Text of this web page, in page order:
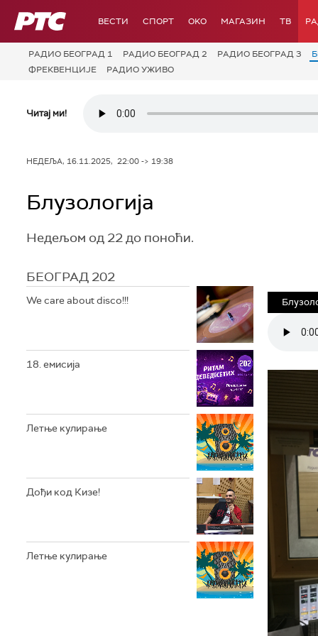
РТС ВЕСТИ СПОРТ OKO МАГАЗИН ТВ
РАДИО БЕОГРАД 1 РАДИО БЕОГРАД 2 РАДИО БЕОГРАД 3
ФРЕКВЕНЦИЈЕ
РАДИО УЖИВО
Читај ми!
НЕДЕЉА, 16.11.2025, 22:00 -> 19:38
Блузологија
Недељом од 22 до поноћи.
БЕОГРАД 202
We care about disco!!!
18. емисија
Летње кулирање
Дођи код Кизе!
Летње кулирање